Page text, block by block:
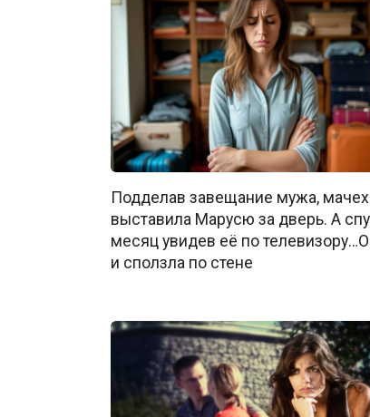
Подделав завещание мужа,
выставила Марусю за дверь. А
месяц увидев её по
и сползла по стене